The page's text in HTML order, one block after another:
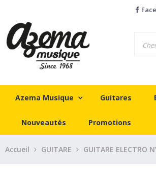
Azema Musique Guitares
Nouveautés Promotions
Accueil GUITARE GUITARE ELECTRO